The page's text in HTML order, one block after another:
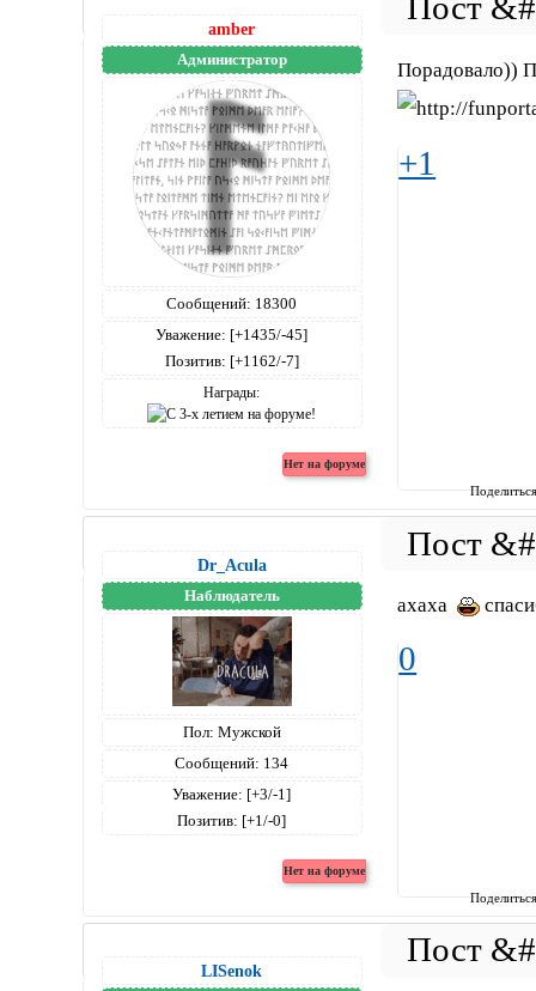
amber
Администратор
Сообщений: 18300
Уважение: [+1435/-45]
Позитив: [+1162/-7]
Награды:
Порадовало))
+1
Dr_Acula
Наблюдатель
Пол: Мужской
Сообщений: 134
Уважение: [+3/-1]
Позитив: [+1/-0]
ахаха
0
LISenok